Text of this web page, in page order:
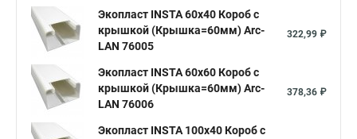
Экопласт INSTA 60х40 Короб с
крышкой (Крышка=60мм) Arc-
LAN 76005
322,99 ₽
Экопласт INSTA 60х60 Короб с
крышкой (Крышка=60мм) Arc-
LAN 76006
378,36 ₽
Экопласт INSTA 100x40 Короб с